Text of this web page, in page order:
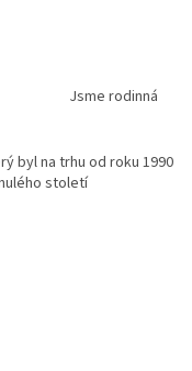
Jsme rodinná
byl na trhu od roku 1990
století